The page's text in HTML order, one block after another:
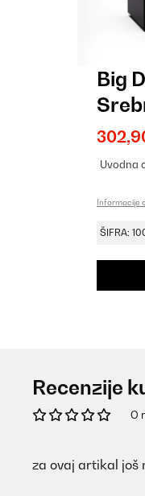
Big
Uvodna
Informacije
ŠIFRA:
Recenzije
O
za ovaj artikal još